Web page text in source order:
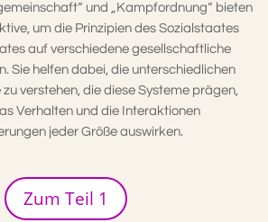
und „Kampfordnung“ bieten
um die Prinzipien des Sozialstaates
auf verschiedene gesellschaftliche
Sie helfen dabei, die unterschiedlichen
verstehen, die diese Systeme prägen,
Verhalten und die Interaktionen
jeder Größe auswirken.
Zum Teil 1